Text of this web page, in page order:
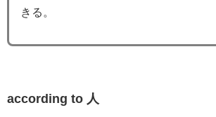
きる。
according to 人